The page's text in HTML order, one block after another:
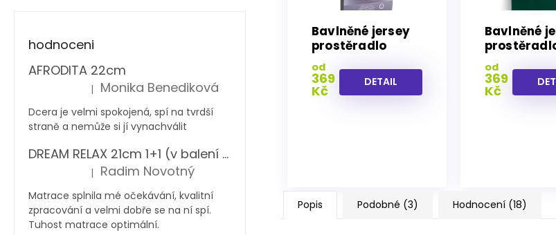
hodnoceni
AFRODITA 22cm
Hodnocení produktu je 5 z 5 hvězdiček.
| Monika Benediková
Dcera je velmi spokojená, spí na tvrdší
straně a nemůže si jí vynachválit
DREAM RELAX 21cm 1+1 (v balení 2 ks)
Hodnocení produktu je 5 z 5 hvězdiček.
| Radim Novotný
Matrace splnila mé očekávání, kvalitní
zpracování a velmi dobře se na ní spí.
Tuhost matrace optimální.
Bavlněné jersey
prostěradlo
Amber grafitově
šedé Deco king
od
369
Kč
DETAIL
Bavlněné
Amber
Deco king
od
369
Kč
Popis Podobné (3) Hodnocení (18)